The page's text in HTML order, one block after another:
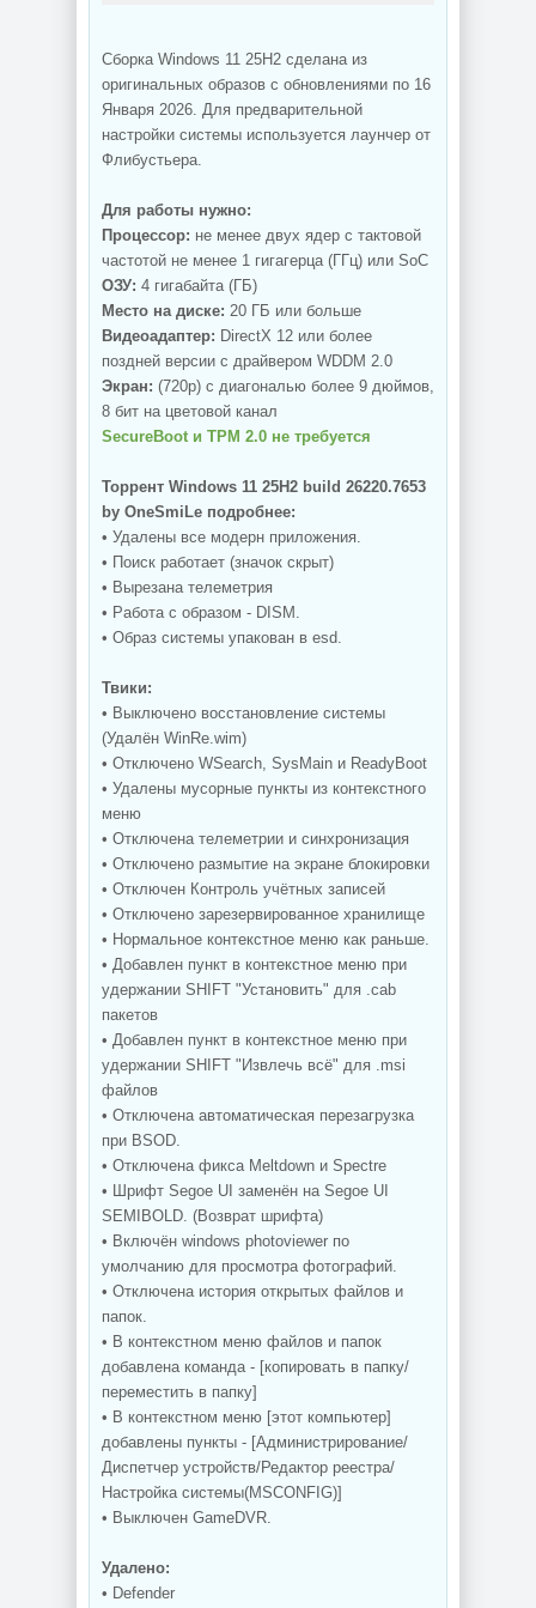
Сборка Windows 11 25H2 сделана из
оригинальных образов с обновлениями по 16
Января 2026. Для предварительной
настройки системы используется лаунчер от
Флибустьера.
Для работы нужно:
Процессор: не менее двух ядер с тактовой
частотой не менее 1 гигагерца (ГГц) или SoC
ОЗУ: 4 гигабайта (ГБ)
Место на диске: 20 ГБ или больше
Видеоадаптер: DirectX 12 или более
поздней версии с драйвером WDDM 2.0
Экран: (720p) с диагональю более 9 дюймов,
8 бит на цветовой канал
SecureBoot и TPM 2.0 не требуется
Торрент Windows 11 25H2 build 26220.7653
by OneSmiLe подробнее:
• Удалены все модерн приложения.
• Поиск работает (значок скрыт)
• Вырезана телеметрия
• Работа с образом - DISM.
• Образ системы упакован в esd.
Твики:
• Выключено восстановление системы
(Удалён WinRe.wim)
• Отключено WSearch, SysMain и ReadyBoot
• Удалены мусорные пункты из контекстного
меню
• Отключена телеметрии и синхронизация
• Отключено размытие на экране блокировки
• Отключен Контроль учётных записей
• Отключено зарезервированное хранилище
• Нормальное контекстное меню как раньше.
• Добавлен пункт в контекстное меню при
удержании SHIFT "Установить" для .cab
пакетов
• Добавлен пункт в контекстное меню при
удержании SHIFT "Извлечь всё" для .msi
файлов
• Отключена автоматическая перезагрузка
при BSOD.
• Отключена фикса Meltdown и Spectre
• Шрифт Segoe UI заменён на Segoe UI
SEMIBOLD. (Возврат шрифта)
• Включён windows photoviewer по
умолчанию для просмотра фотографий.
• Отключена история открытых файлов и
папок.
• В контекстном меню файлов и папок
добавлена команда - [копировать в папку/
переместить в папку]
• В контекстном меню [этот компьютер]
добавлены пункты - [Администрирование/
Диспетчер устройств/Редактор реестра/
Настройка системы(MSCONFIG)]
• Выключен GameDVR.
Удалено:
• Defender